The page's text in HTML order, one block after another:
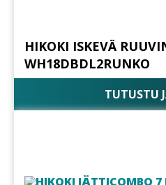
HIKOKI ISKEVÄ
WH18DBDL2RUNKO
TUTUSTU